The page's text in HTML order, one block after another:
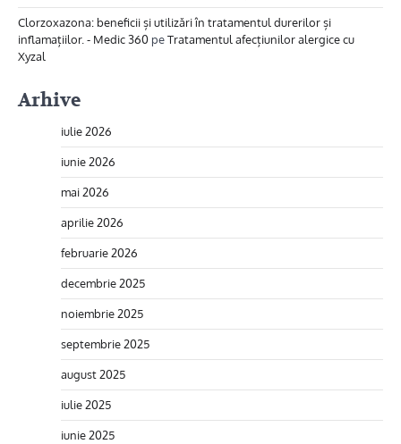
Clorzoxazona: beneficii și utilizări în tratamentul durerilor și
inflamațiilor. - Medic 360 peTratamentul afecțiunilor alergice cu
Xyzal
Arhive
iulie 2026
iunie 2026
mai 2026
aprilie 2026
februarie 2026
decembrie 2025
noiembrie 2025
septembrie 2025
august 2025
iulie 2025
iunie 2025